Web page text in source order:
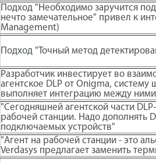
Подход "Необходимо заручится
нечто замечательное" привел к
Management)
Подход "Точный метод
Разработчик инвестирует во
агентское DLP от Onigma,
выполняет интеграцию между
"Сегодняшней агентской части
рабочей станции. Надо дополнять
подключаемых устройств"
"Агент на рабочей станции - это
Verdasys предлагает заменить